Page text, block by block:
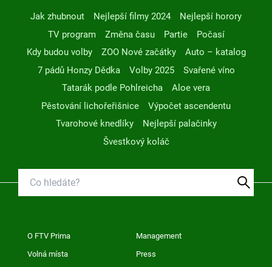
Jak zhubnout Nejlepší filmy 2024
Nejlepší horory
TV program
Změna času Partie
Počasí
Kdy budou volby
ZOO Nové začátky
Auto – katalog
7 pádů Honzy Dědka
Volby 2025
Svařené víno
Tatarák podle Pohlreicha
Aloe vera
Pěstování lichořeřišnice
Výpočet ascendentu
Tvarohové knedlíky
Nejlepší palačinky
Švestkový koláč
O FTV Prima Management
Volná místa Press